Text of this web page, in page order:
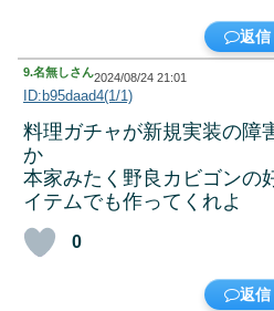
返信
9.名無しさん2024/08/24 21:01
ID:b95daad4(1/1)
料理ガチャが新規実装の障
か
本家みたく野良カビゴンの
イテムでも作ってくれよ
0
返信